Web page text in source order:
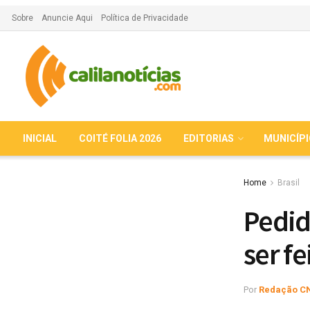
Sobre Anuncie Aqui Política de Privacidade
INICIAL COITÉ FOLIA 2026 EDITORIAS
Home Brasil
ser
Por Redação